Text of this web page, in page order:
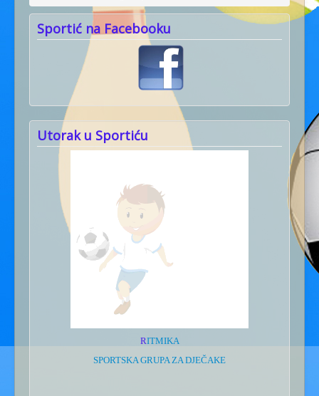
Sportić na Facebooku
Utorak u Sportiću
RITMIKA
SPORTSKA GRUPA ZA DJEČAKE